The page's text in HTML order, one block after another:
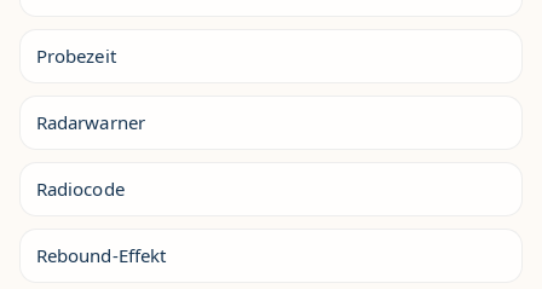
Probezeit
Radarwarner
Radiocode
Rebound-Effekt